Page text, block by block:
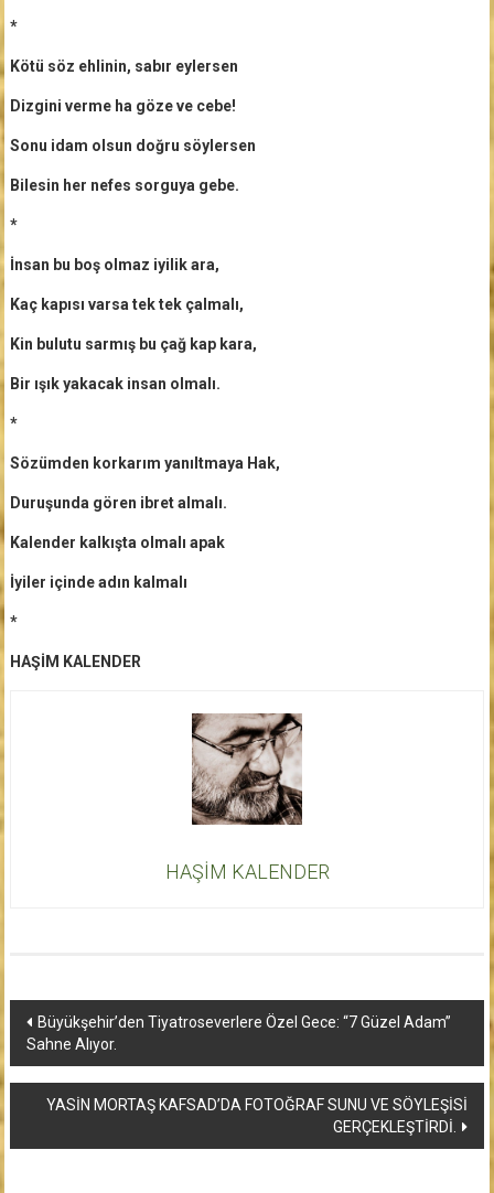
*
Kötü söz ehlinin, sabır eylersen
Dizgini verme ha göze ve cebe!
Sonu idam olsun doğru söylersen
Bilesin her nefes sorguya gebe.
*
İnsan bu boş olmaz iyilik ara,
Kaç kapısı varsa tek tek çalmalı,
Kin bulutu sarmış bu çağ kap kara,
Bir ışık yakacak insan olmalı.
*
Sözümden korkarım yanıltmaya Hak,
Duruşunda gören ibret almalı.
Kalender kalkışta olmalı apak
İyiler içinde adın kalmalı
*
HAŞİM KALENDER
HAŞİM KALENDER
Yazı
dolaşımı
Büyükşehir’den Tiyatroseverlere Özel Gece: “7 Güzel Adam”
Sahne Alıyor.
YASİN MORTAŞ KAFSAD’DA FOTOĞRAF SUNU VE SÖYLEŞİSİ
GERÇEKLEŞTİRDİ.